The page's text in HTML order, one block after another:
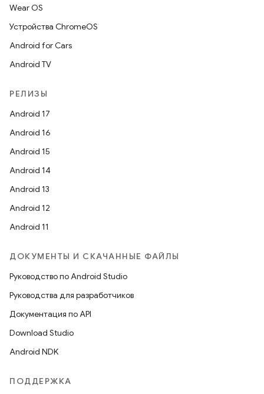
Wear OS
Устройства ChromeOS
Android for Cars
Android TV
РЕЛИЗЫ
Android 17
Android 16
Android 15
Android 14
Android 13
Android 12
Android 11
ДОКУМЕНТЫ И СКАЧАННЫЕ ФАЙЛЫ
Руководство по Android Studio
Руководства для разработчиков
Документация по API
Download Studio
Android NDK
ПОДДЕРЖКА